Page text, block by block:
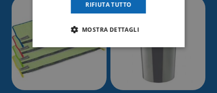
RIFIUTA TUTTO
MOSTRA DETTAGLI